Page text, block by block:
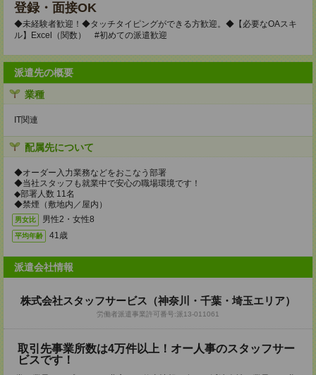
登録・面接OK
◆未経験者歓迎！◆タッチタイピングができる方歓迎。◆【必要なOAスキ
ル】Excel（関数） #初めての派遣歓迎
派遣先の概要
業種
IT関連
配属先について
◆オーダー入力業務などをおこなう部署
◆当社スタッフも就業中で安心の職場環境です！
◆部署人数 11名
◆禁煙（敷地内／屋内）
男女比 男性2・女性8
平均年齢 41歳
派遣会社情報
株式会社スタッフサービス（神奈川・千葉・埼玉エリア）
労働者派遣事業許可番号:派13-011061
取引先事業所数は4万件以上！オー人事のスタッフサー
ビスです！